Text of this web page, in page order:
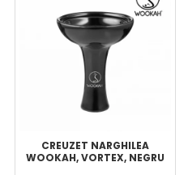
CREUZET NARGHILEA
WOOKAH, VORTEX, NEGRU